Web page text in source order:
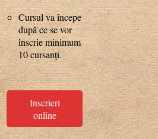
Cursul va începe
după ce se vor
înscrie minimum
10 cursanți.
Inscrieri
online